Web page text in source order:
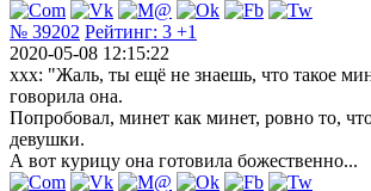
№ 39202 Рейтинг: 3 +1
2020-05-08 12:15:22
ххх: "Жаль, ты ещё не знаешь, что такое
говорила она.
Попробовал, минет как минет, ровно то,
девушки.
А вот курицу она готовила божественно...